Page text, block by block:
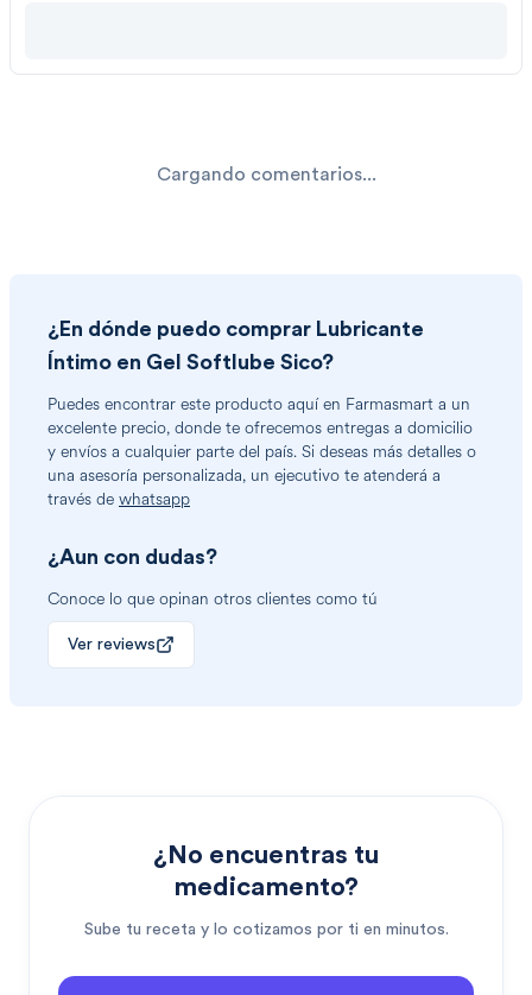
Cargando comentarios...
¿En dónde puedo comprar Lubricante
Íntimo en Gel Softlube Sico?
Puedes encontrar este producto aquí en Farmasmart a un
excelente precio, donde te ofrecemos entregas a domicilio
y envíos a cualquier parte del país. Si deseas más detalles o
una asesoría personalizada, un ejecutivo te atenderá a
través de whatsapp
¿Aun con dudas?
Conoce lo que opinan otros clientes como tú
Ver reviews
¿No encuentras tu
medicamento?
Sube tu receta y lo cotizamos por ti en minutos.